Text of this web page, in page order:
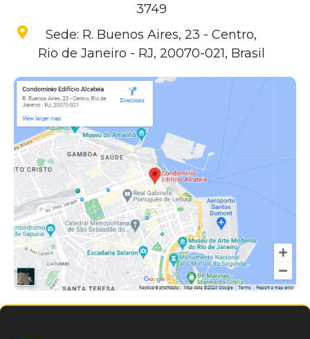
3749
Sede: R. Buenos Aires, 23 - Centro,
Rio de Janeiro - RJ, 20070-021, Brasil